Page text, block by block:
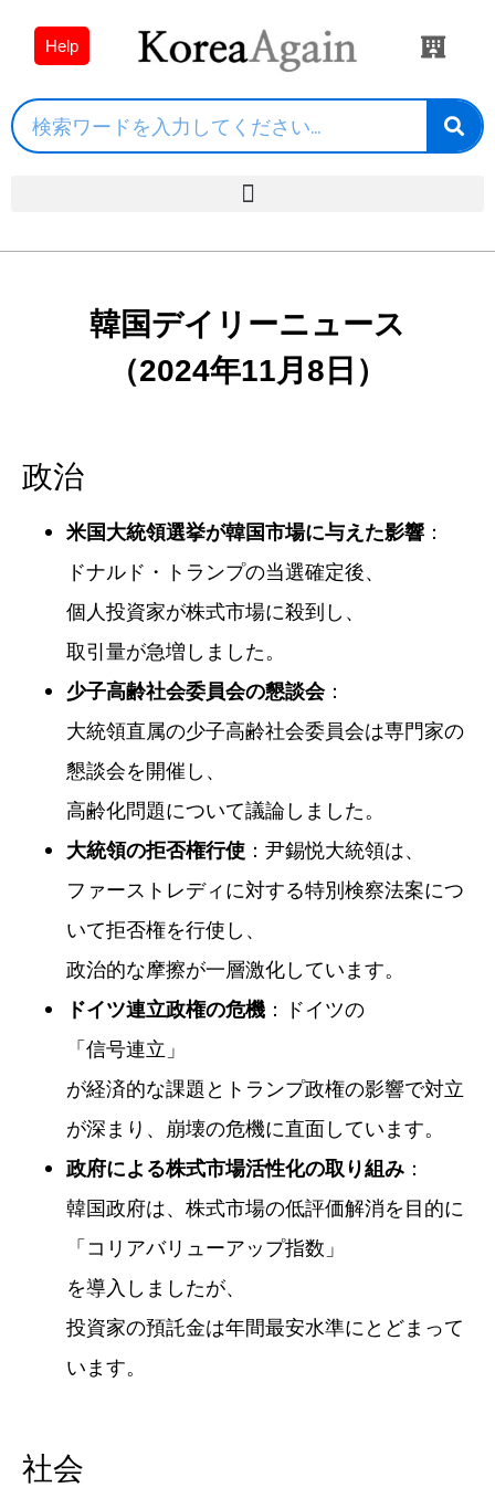
Help
韓国デイリーニュース
（2024年11月8日）
政治
米国大統領選挙が韓国市場に与えた影響 ：
ドナルド・トランプの当選確定後、
個人投資家が株式市場に殺到し、
取引量が急増しました。
少子高齢社会委員会の懇談会：
大統領直属の少子高齢社会委員会は専門家の
懇談会を開催し、
高齢化問題について議論しました。
大統領の拒否権行使 ：尹錫悦大統領は、
ファーストレディに対する特別検察法案につ
いて拒否権を行使し、
政治的な摩擦が一層激化しています。
ドイツ連立政権の危機 ：ドイツの
「信号連立」
が経済的な課題とトランプ政権の影響で対立
が深まり、崩壊の危機に直面しています。
政府による株式市場活性化の取り組み ：
韓国政府は、株式市場の低評価解消を目的に
「コリアバリューアップ指数」
を導入しましたが、
投資家の預託金は年間最安水準にとどまって
います。
社会